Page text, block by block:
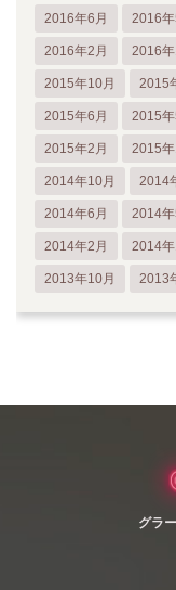
2016年6月 2016
2016年2月 2016
2015年10月 2015
2015年6月 2015
2015年2月 2015
2014年10月 2014
2014年6月 2014
2014年2月 2014
2013年10月 2013
グラ